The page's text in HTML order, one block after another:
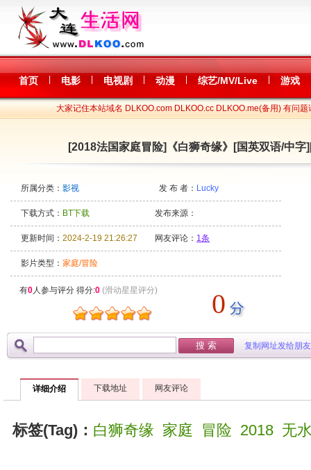
首页 电影 电视剧 动漫 综艺/MV/Live 游戏
大家记住本站域名 DLKOO.com DLKOO.cc DLKOO.me(备用) 有问题
[2018法国家庭冒险]《白狮奇缘》[国英双语/中
所属分类： 影视 发 布 者： Lucky
下载方式： BT下载 发布来源：
更新时间： 2024-2-19 21:26:27 网友评论： 1条
影片类型： 家庭/冒险
有0人参与评分 得分:0 (滑动星星评分) 0
复制网址发给朋友
详细介绍 下载地址 网友评论
标签(Tag)： 白狮奇缘 家庭 冒险 2018 无